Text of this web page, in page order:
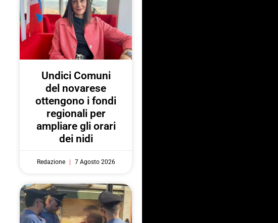
Undici Comuni
del novarese
ottengono i fondi
regionali per
ampliare gli orari
dei nidi
Redazione 7 Agosto 2026